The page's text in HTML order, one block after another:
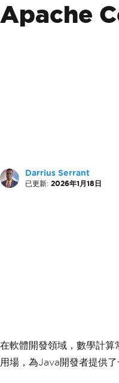
Apache
Darrius Serrant
已更新: 2026年1月18日
在軟體開發領域，數學計
用場，為Java開發者提供